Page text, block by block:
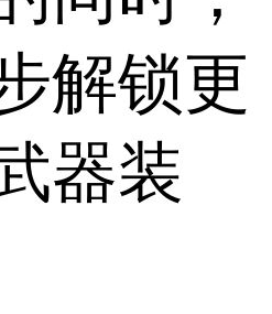
解锁更
器装